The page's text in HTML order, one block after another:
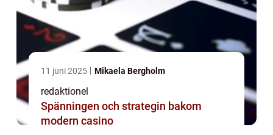
11 juni 2025 Mikaela Bergholm
redaktionel
Spänningen och strategin bakom
modern casino